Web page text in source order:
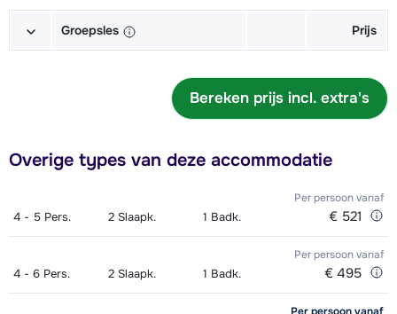
Groepsles Prijs
van week
middags - Beginner
's middags - Beginner
€ 245,00
afhankelijk
Bereken prijs incl. extra's
Overige types van deze accommodatie
Per persoonvanaf
4 - 5 Pers. 2 Slaapk. 1 Badk. € 521
Per persoonvanaf
4 - 6 Pers. 2 Slaapk. 1 Badk. € 495